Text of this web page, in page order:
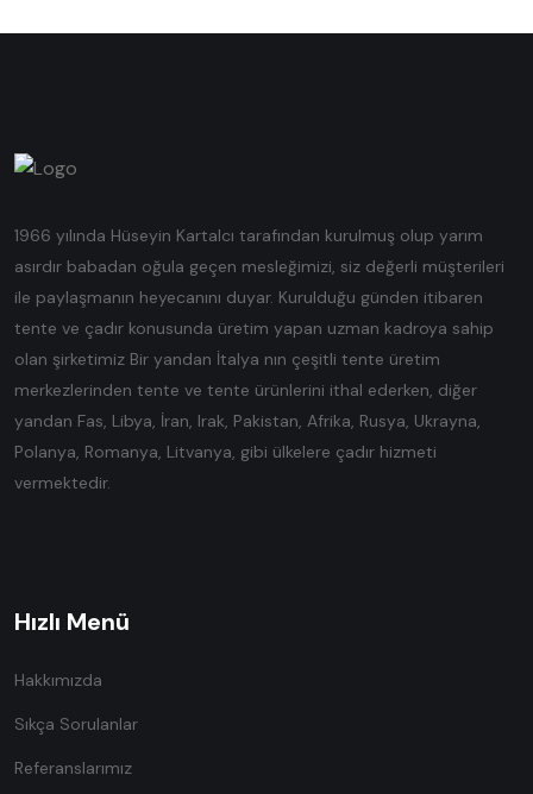
1966 yılında Hüseyin Kartalcı tarafından kurulmuş olup yarım
asırdır babadan oğula geçen mesleğimizi, siz değerli müşterileri
ile paylaşmanın heyecanını duyar. Kurulduğu günden itibaren
tente ve çadır konusunda üretim yapan uzman kadroya sahip
olan şirketimiz Bir yandan İtalya nın çeşitli tente üretim
merkezlerinden tente ve tente ürünlerini ithal ederken, diğer
yandan Fas, Libya, İran, Irak, Pakistan, Afrika, Rusya, Ukrayna,
Polanya, Romanya, Litvanya, gibi ülkelere çadır hizmeti
vermektedir.
Hızlı Menü
Hakkımızda
Sıkça Sorulanlar
Referanslarımız